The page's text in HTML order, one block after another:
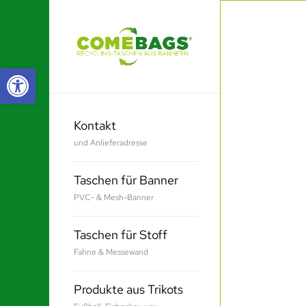
Werkzeugleiste öffnen
Kontakt
und Anlieferadresse
Taschen für Banner
PVC- & Mesh-Banner
Taschen für Stoff
Fahne & Messewand
Produkte aus Trikots